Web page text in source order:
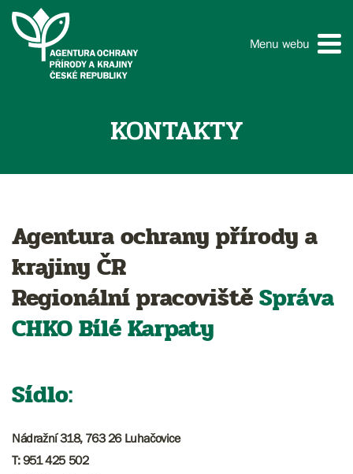
Menu webu
KONTAKTY
Agentura ochrany přírody a
krajiny ČR
Regionální pracovištěSpráva
CHKOBílé Karpaty
Sídlo:
Nádražní 318, 763 26 Luhačovice
T: 951 425 502